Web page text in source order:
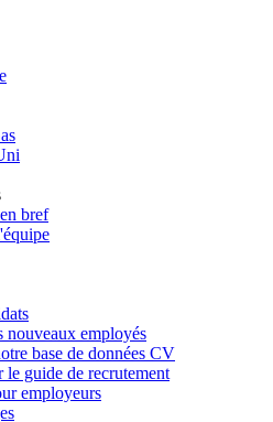
bref
nouveaux employés
base de données CV
le guide de recrutement
employeurs